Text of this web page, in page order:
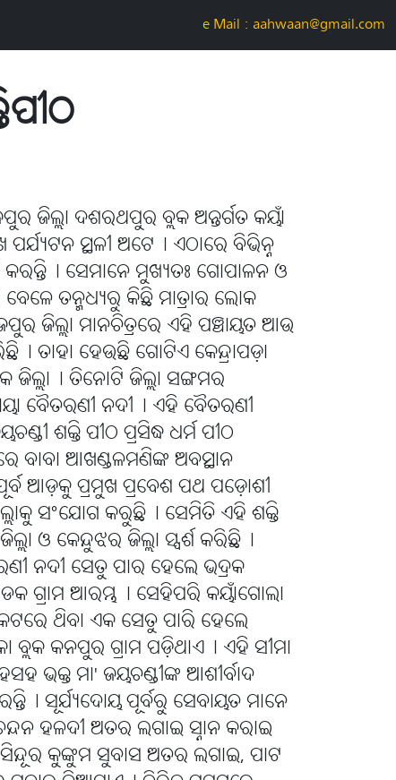
e-Mail : aahwaan@gmail.com
ଜିଲ୍ଲା ଦଶରଥପୁର ବ୍ଲକ ଅନ୍ତର୍ଗତ କୟାଁ
ସ୍ଥଳୀ ଅଟେ୤ ଏଠାରେ ବିଭିନ୍ନ
ସେମାନେ ମୁଖ୍ୟତଃ ଗୋପାଳନ ଓ
ତନ୍ମଧ୍ୟରୁ କିଛି ମାତ୍ରାର ଲୋକ
ଜିଲ୍ଲା ମାନଚିତ୍ରରେ ଏହି ପଞ୍ଚାୟତ ଆଉ
ତାହା ହେଉଛି ଗୋଟିଏ କେନ୍ଦ୍ରାପଡ଼ା
ଜିଲ୍ଲା୤ ତିନୋଟି ଜିଲ୍ଲା ସଙ୍ଗମର
ବୈତରଣୀ ନଦୀ୤ ଏହି ବୈତରଣୀ
ଶକ୍ତି ପୀଠ ପ୍ରସିଦ୍ଧ ଧର୍ମ ପୀଠ
ବାବା ଆଖଣ୍ଡଳମଣିଙ୍କ ଅବସ୍ଥାନ
ଆଡ଼କୁ ପ୍ରମୁଖ ପ୍ରବେଶ ପଥ ପଡ଼ୋଶୀ
ଜିଲ୍ଲାକୁ ସଂଯୋଗ କରୁଛି୤ ସେମିତି ଏହି ଶକ୍ତି
ଓ କେନ୍ଦୁଝର ଜିଲ୍ଲା ସ୍ପର୍ଶ କରିଛି୤
ନଦୀ ସେତୁ ପାର ହେଲେ ଭଦ୍ରକ
ଗ୍ରାମ ଆରମ୍ଭ୤ ସେହିପରି କୟାଁଗୋଲା
ଥିବା ଏକ ସେତୁ ପାରି ହେଲେ
ବ୍ଲକ କନପୁର ଗ୍ରାମ ପଡ଼ିଥାଏ୤ ଏହି ସୀମା
ଭକ୍ତ ମା' ଜୟଚଣ୍ଡୀଙ୍କ ଆଶୀର୍ବାଦ
ସୂର୍ଯ୍ୟଦୋୟ ପୂର୍ବରୁ ସେବାୟତ ମାନେ
ହଳଦୀ ଅତର ଲଗାଇ ସ୍ନାନ କରାଇ
କୁଙ୍କୁମ ସୁବାସ ଅତର ଲଗାଇ, ପାଟ